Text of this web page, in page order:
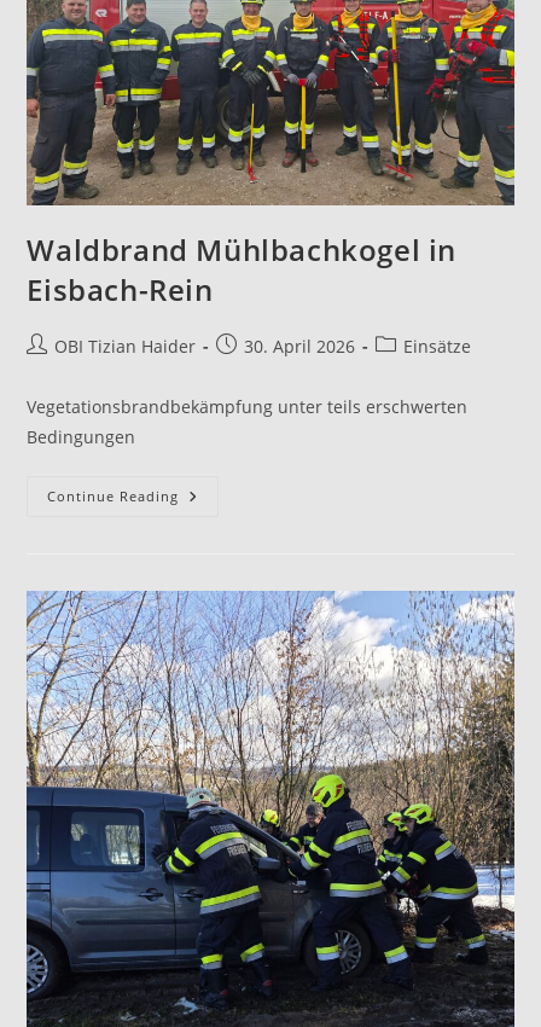
Waldbrand Mühlbachkogel in
Eisbach-Rein
OBI Tizian Haider 30. April 2026 Einsätze
Vegetationsbrandbekämpfung unter teils erschwerten
Bedingungen
Continue Reading